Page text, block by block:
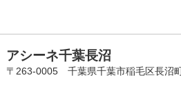
アシーネ千葉長沼
〒263-0005 千葉県千葉市稲毛区長沼